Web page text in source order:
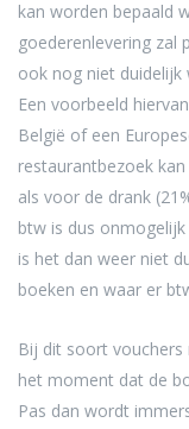
kan worden bepaald
goederenlevering zal
ook nog niet duidelijk
Een voorbeeld
België of een
restaurantbezoek
als voor de drank
btw is dus
is het dan weer niet
boeken en waar er
Bij dit soort
het moment dat de
Pas dan wordt